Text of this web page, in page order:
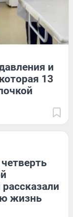
и
13
жизнь